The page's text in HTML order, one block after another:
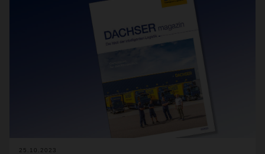
25.10.2023